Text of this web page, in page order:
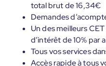
total brut de 16,34€
Demandes
Un des meilleurs
d’intérêt de 10% par
Tous vos services
Accès rapide à tous